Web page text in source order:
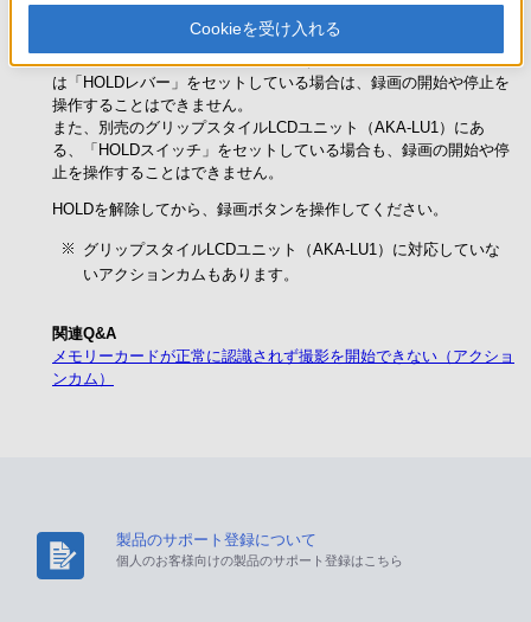
本体やウォータープルーフケースにある、「HOLDスイッチ」また
は「HOLDレバー」をセットしている場合は、録画の開始や停止を
操作することはできません。
また、別売のグリップスタイルLCDユニット（AKA-LU1）にあ
る、「HOLDスイッチ」をセットしている場合も、録画の開始や停
止を操作することはできません。
HOLDを解除してから、録画ボタンを操作してください。
グリップスタイルLCDユニット（AKA-LU1）に対応していな
いアクションカムもあります。
関連Q&A
メモリーカードが正常に認識されず撮影を開始できない（アクショ
ンカム）
製品のサポート登録について
個人のお客様向けの製品のサポート登録はこちら
Cookieを受け入れる